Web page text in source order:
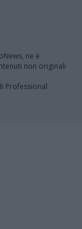
ne è
non originali
Professional